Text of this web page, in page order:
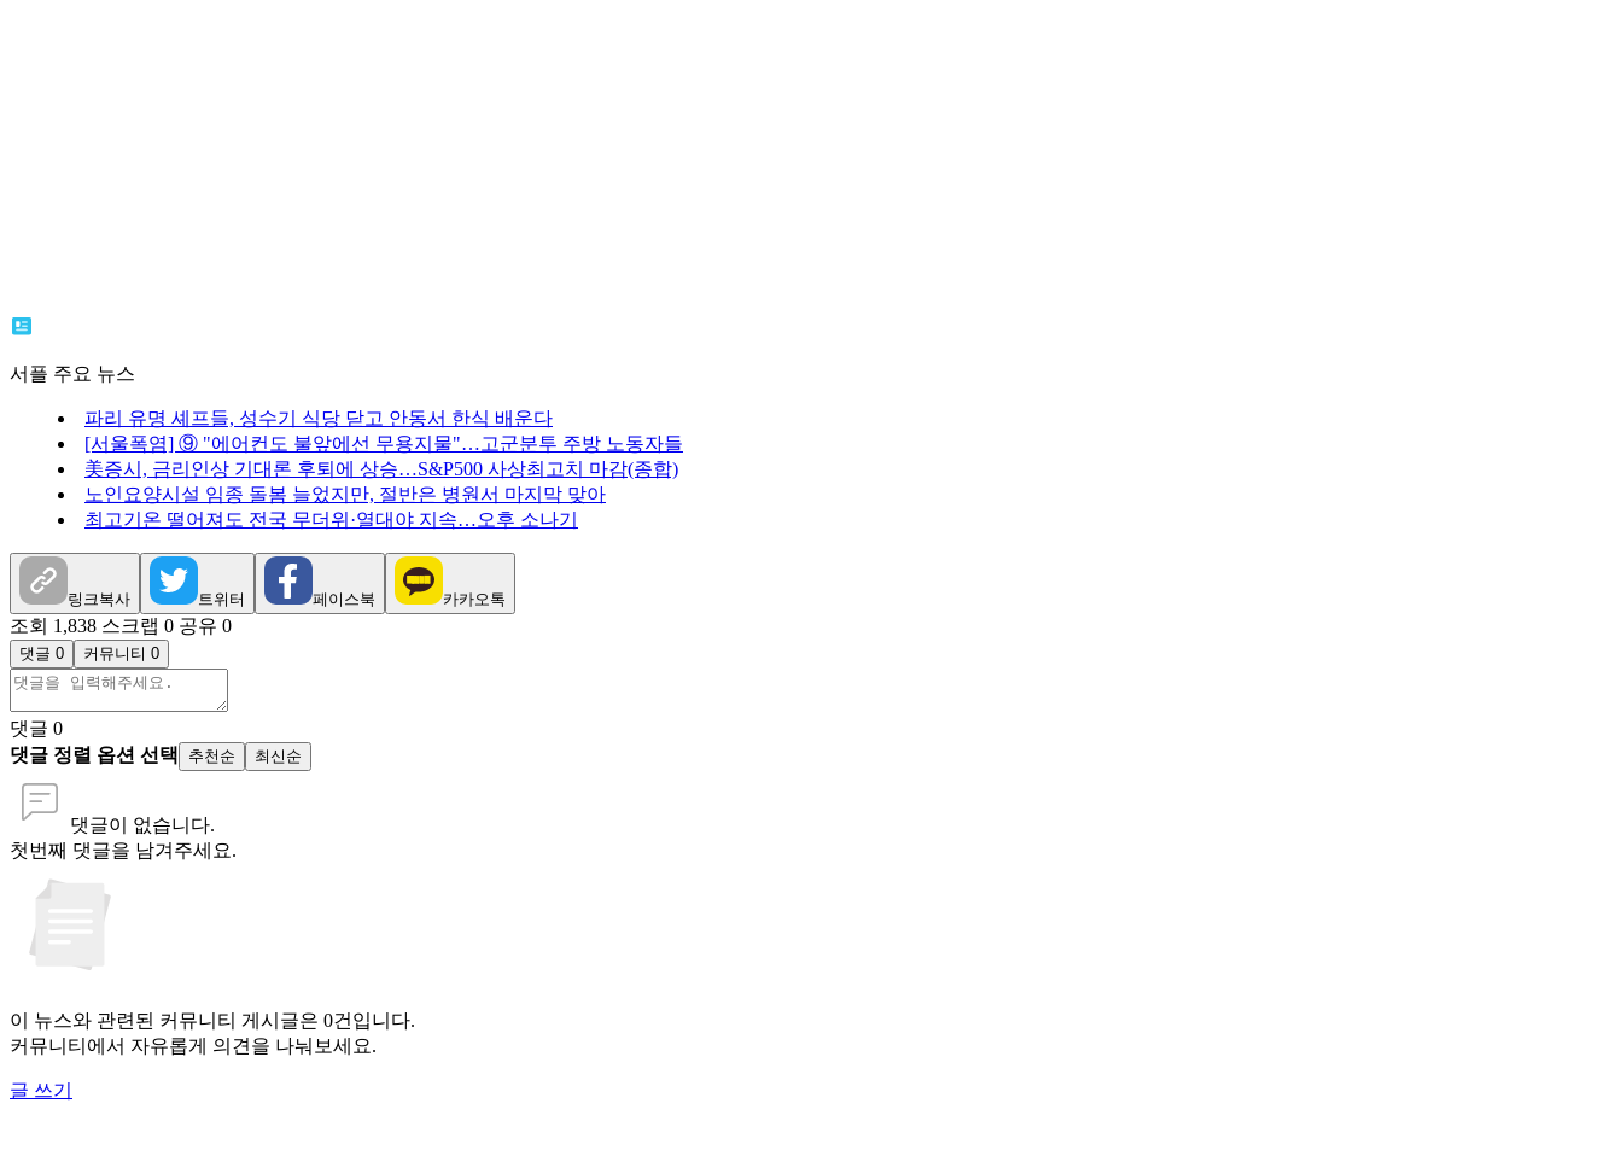
서플 주요 뉴스
파리 유명 셰프들, 성수기 식당 닫고 안동서 한식 배운다
[서울폭염] ⑨ "에어컨도 불앞에선 무용지물"…고군분투 주방 노동자들
美증시, 금리인상 기대론 후퇴에 상승…S&P500 사상최고치 마감(종합)
노인요양시설 임종 돌봄 늘었지만, 절반은 병원서 마지막 맞아
최고기온 떨어져도 전국 무더위·열대야 지속…오후 소나기
링크복사 트위터 페이스북 카카오톡
조회 1,838 스크랩 0 공유 0
댓글 0 커뮤니티 0
댓글 0
댓글 정렬 옵션 선택
추천순 최신순
댓글이 없습니다.
첫번째 댓글을 남겨주세요.
이 뉴스와 관련된 커뮤니티 게시글은 0건입니다.
커뮤니티에서 자유롭게 의견을 나눠보세요.
글 쓰기